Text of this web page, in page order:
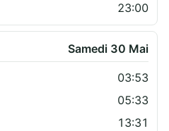
23:00
Samedi 30 Mai
03:53
05:33
13:31